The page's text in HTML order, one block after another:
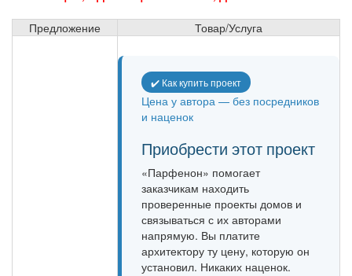
Предложение Товар/Услуга
✔️ Как купить проект
Цена у автора — без посредников
и наценок
Приобрести этот проект
«Парфенон» помогает
заказчикам находить
проверенные проекты домов и
связываться с их авторами
напрямую. Вы платите
архитектору ту цену, которую он
установил. Никаких наценок.